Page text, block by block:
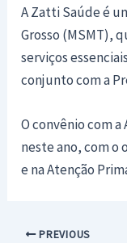
A Zatti Saúde é
Grosso (MSMT),
serviços
conjunto com a
O convênio com
neste ano, com o
e na Atenção
Post PREVIOUS